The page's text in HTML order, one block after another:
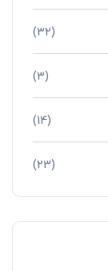
(32)
(3)
(14)
(23)